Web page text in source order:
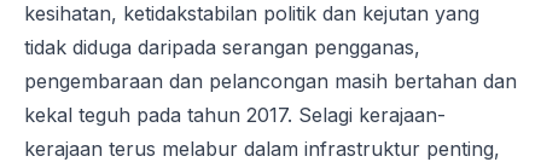
kesihatan, ketidakstabilan politik dan kejutan yang
tidak diduga daripada serangan pengganas,
pengembaraan dan pelancongan masih bertahan dan
kekal teguh pada tahun 2017. Selagi kerajaan-
kerajaan terus melabur dalam infrastruktur penting,